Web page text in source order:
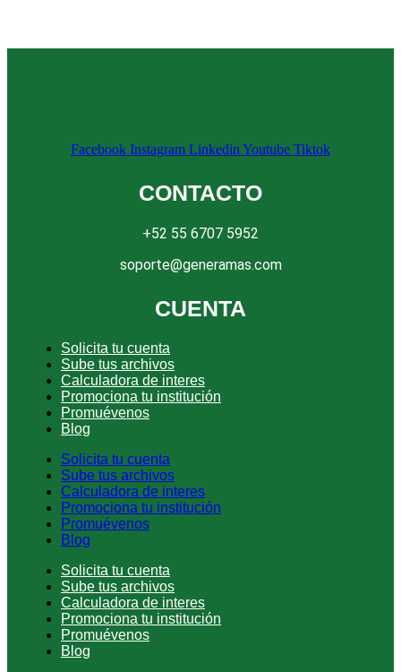
Facebook Instagram LinkedinYoutube Tiktok
CONTACTO
+52 55 6707 5952
soporte@generamas.com
CUENTA
Solicita tu cuenta
Sube tus archivos
Calculadora de interes
Promociona tu institución
Promuévenos
Blog
Solicita tu cuenta
Sube tus archivos
Calculadora de interes
Promociona tu institución
Promuévenos
Blog
Solicita tu cuenta
Sube tus archivos
Calculadora de interes
Promociona tu institución
Promuévenos
Blog